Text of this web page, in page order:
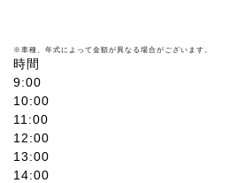
※車種、年式によって金額が異なる場合がございます。
時間
9:00
10:00
11:00
12:00
13:00
14:00